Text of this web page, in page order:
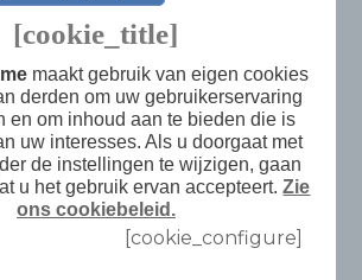
dwaasheid, geschreven in 1743
de Italiaanse komedie, heeft
frisheid verloren. Een tweeling
gescheiden is, duikt op in
een gearrangeerd huwelijk en
​​meisje te ontmoeten dat voor
is weggelopen. Ze worden voor
en de resulterende chaos omvat
[cookie_title]
maakt gebruik van eigen cookies
derden om uw gebruikerservaring
en om inhoud aan te bieden die is
uw interesses. Als u doorgaat met
de instellingen te wijzigen, gaan
u het gebruik ervan accepteert.Zie
ons cookiebeleid.
[cookie_configure]